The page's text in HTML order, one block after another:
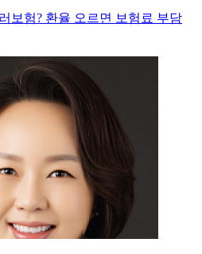
보험? 환율 오르면 보험료 부담